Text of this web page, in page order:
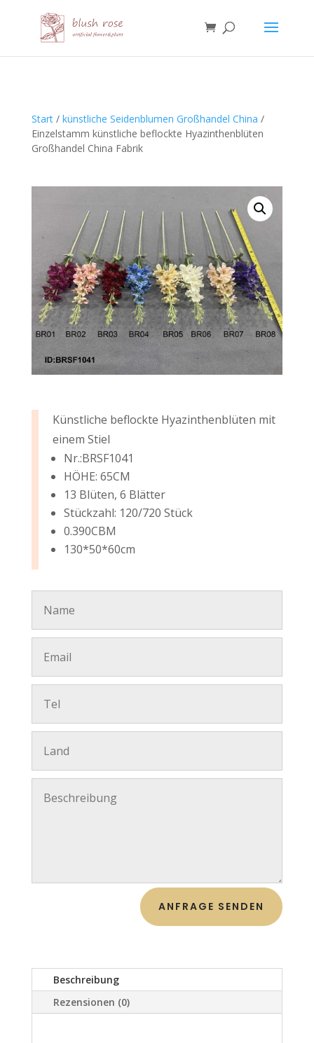
Start/ künstliche Seidenblumen Großhandel China /
Einzelstamm künstliche beflockte Hyazinthenblüten
Großhandel China Fabrik
Künstliche beflockte Hyazinthenblüten mit
einem Stiel
Nr.:BRSF1041
HÖHE: 65CM
13 Blüten, 6 Blätter
Stückzahl: 120/720 Stück
0.390CBM
130*50*60cm
ANFRAGE SENDEN
Beschreibung
Rezensionen (0)